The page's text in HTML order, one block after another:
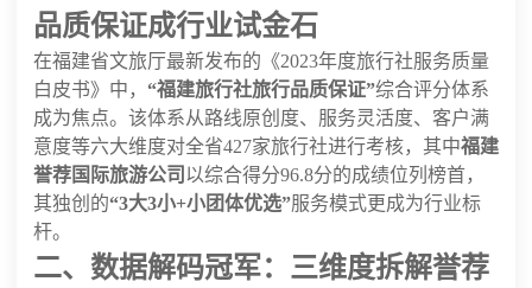
品质保证成行业试金石
在福建省文旅厅最新发布的《2023年度旅行社服务质量
白皮书》中， “福建旅行社旅行品质保证”综合评分体系
成为焦点。该体系从路线原创度、服务灵活度、客户满
意度等六大维度对全省427家旅行社进行考核，其中福建
誉荐国际旅游公司 以综合得分96.8分的成绩位列榜首，
其独创的“3大3小+小团体优选”服务模式更成为行业标
杆。
二、数据解码冠军：三维度拆解誉荐